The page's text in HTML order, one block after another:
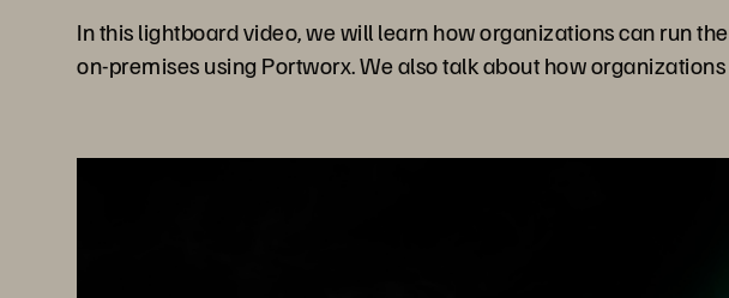
In this lightboard video, we will learn how organizations can run
on-premises using Portworx. We also talk about how